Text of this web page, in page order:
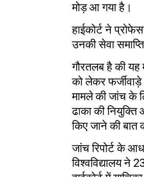
मोड़ आ गया है।
हाईकोर्ट ने
उनकी सेवा
गौरतलब है की यह
को लेकर
मामले की जांच के
ढाका की
किए जाने की बात
जांच रिपोर्ट के
विश्वविद्यालय ने